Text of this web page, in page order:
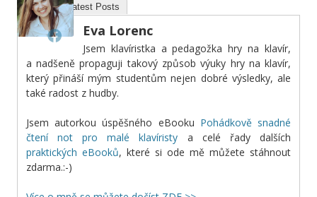
About Latest Posts
Eva Lorenc
Jsem klavíristka a pedagožka hry na klavír,
a nadšeně propaguji takový způsob výuky hry na klavír,
který přináší mým studentům nejen dobré výsledky, ale
také radost z hudby.
Jsem autorkou úspěšného eBooku Pohádkově snadné
čtení not pro malé klavíristy a celé řady dalších
praktických eBooků, které si ode mě můžete stáhnout
zdarma.:-)